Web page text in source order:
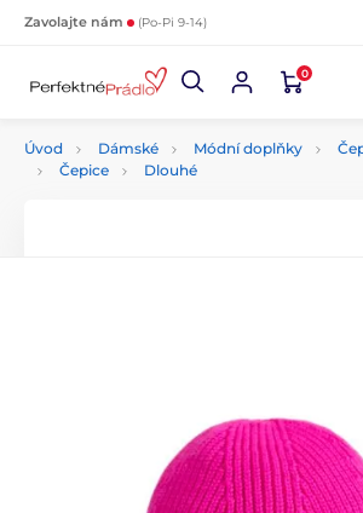
Zavolajte nám (Po-Pi 9-14)
0
Úvod Dámské Módní doplňky
Čepice
Dlouhé